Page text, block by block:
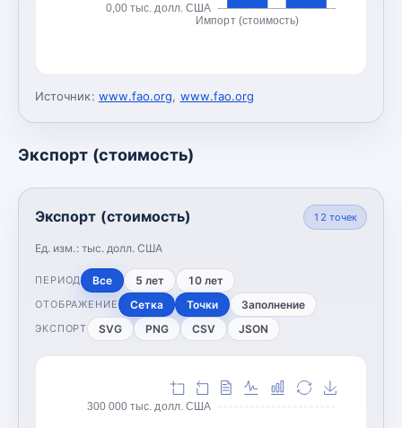
0,00 тыс. долл. США
Импорт (стоимость)
Источник: www.fao.org, www.fao.org
Экспорт (стоимость)
Экспорт (стоимость)
Ед. изм.: тыс. долл. США
12 точек
ПЕРИОД Все 5 лет 10 лет
ОТОБРАЖЕНИЕ Сетка Точки Заполнение
ЭКСПОРТ SVG PNG CSV JSON
300 000 тыс. долл. США